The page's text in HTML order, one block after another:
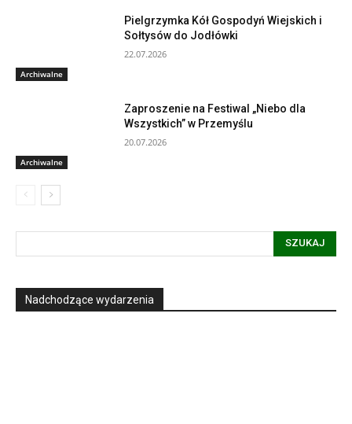
Archiwalne
Pielgrzymka Kół Gospodyń Wiejskich i
Sołtysów do Jodłówki
22.07.2026
Archiwalne
Zaproszenie na Festiwal „Niebo dla
Wszystkich” w Przemyślu
20.07.2026
SZUKAJ
Nadchodzące wydarzenia